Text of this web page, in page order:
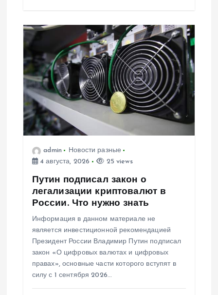
admin
Новости разные
4 августа, 2026
25 views
Путин подписал закон о
легализации криптовалют в
России. Что нужно знать
Информация в данном материале не
является инвестиционной рекомендацией
Президент России Владимир Путин подписал
закон «О цифровых валютах и цифровых
правах», основные части которого вступят в
силу с 1 сентября 2026…